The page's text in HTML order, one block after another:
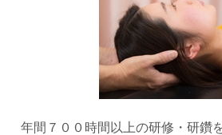
年間７００時間以上の研修・研鑽